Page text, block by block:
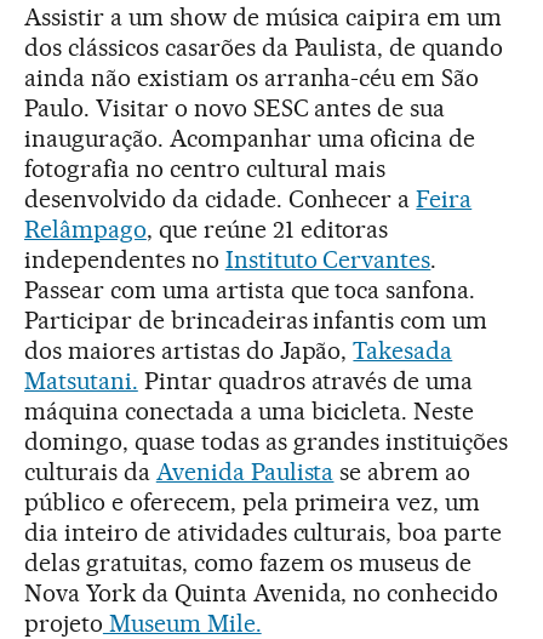
Assistir a um show de música caipira em um
dos clássicos casarões da Paulista, de quando
ainda não existiam os arranha-céu em São
Paulo. Visitar o novo SESC antes de sua
inauguração. Acompanhar uma oficina de
fotografia no centro cultural mais
desenvolvido da cidade. Conhecer aFeira
Relâmpago, que reúne 21 editoras
independentes no Instituto Cervantes.
Passear com uma artista que toca sanfona.
Participar de brincadeiras infantis com um
dos maiores artistas do Japão,Takesada
Matsutani. Pintar quadros através de uma
máquina conectada a uma bicicleta. Neste
domingo, quase todas as grandes instituições
culturais da Avenida Paulista se abrem ao
público e oferecem, pela primeira vez, um
dia inteiro de atividades culturais, boa parte
delas gratuitas, como fazem os museus de
Nova York da Quinta Avenida, no conhecido
projeto Museum Mile.